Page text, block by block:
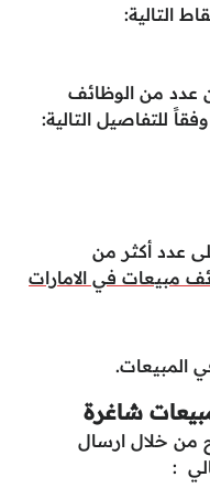
التالية:
عدد من الوظائف
للتفاصيل التالية:
عدد أكثر من
مبيعات في الامارات
المبيعات.
شاغرة
من خلال ارسال
: